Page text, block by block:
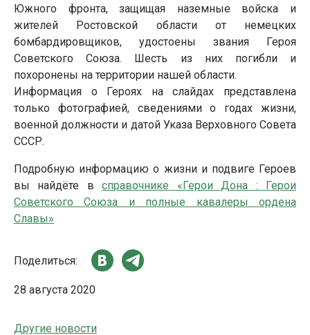
Южного фронта, защищая наземные войска и
жителей Ростовской области от немецких
бомбардировщиков, удостоены звания Героя
Советского Союза. Шесть из них погибли и
похоронены на территории нашей области.
Информация о Героях на слайдах представлена
только фотографией, сведениями о годах жизни,
военной должности и датой Указа Верховного Совета
СССР.
Подробную информацию о жизни и подвиге Героев
вы найдёте всправочнике «Герои Дона : Герои
Советского Союза и полные кавалеры ордена
Славы»
Поделиться:
28 августа 2020
Другие новости